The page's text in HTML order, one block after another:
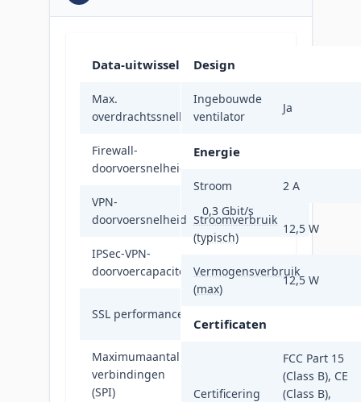
Data-uitwisseling
Max.
overdrachtssnelheid
1 Gbit/s
Firewall-
doorvoersnelheid
1 Gbit/s
VPN-
doorvoersnelheid
0,3 Gbit/s
IPSec-VPN-
doorvoercapaciteit
SSL performance
transacties/sec
Maximumaantal
verbindingen
(SPI)
Design
Ingebouwde
ventilator
Ja
Energie
Stroom 2 A
Stroomverbruik
(typisch)
12,5 W
Vermogensverbruik
(max)
12,5 W
Certificaten
Certificering
FCC Part 15
(Class B), CE
(Class B),